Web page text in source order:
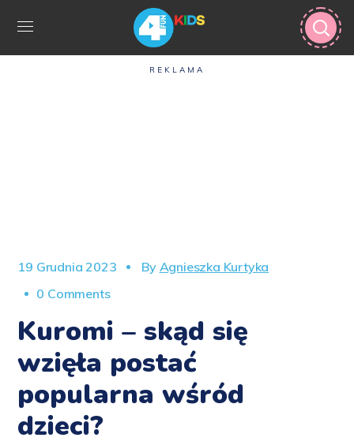
REKLAMA
19 Grudnia 2023 By Agnieszka Kurtyka
0 Comments
Kuromi – skąd się
wzięła postać
popularna wśród
dzieci?